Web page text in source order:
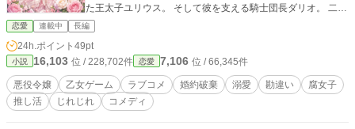
た王太子ユリウス。 そして彼を支える騎士団長ダリオ。 二人
が並んでいる。 話している。 目線だけで通じ合っている。
「待って。公式が呼吸している……！」 ミリアは決意した。
ヒロインをいじめない。 王太子に執着しない。 推しカプの邪
魔をしない。 そして、自分はそっと壁になる。 ……はずだっ
た。 王太子との婚約解消を目指せば、なぜか王太子の好感度
が上がり。 ヒロインを助ければ、「お姉様」と懐かれ。 騎士
団長を王太子のそばに戻そうとすれば、真剣に心配され。 さ
恋愛 連載中 長編
24h.ポイント 49pt
小説 16,103 位 / 228,702件 恋愛 7,106 位 / 66,345件
悪役令嬢 乙女ゲーム ラブコメ 婚約破棄 溺愛 勘違い
腐女子
推し活
じれじれ コメディ